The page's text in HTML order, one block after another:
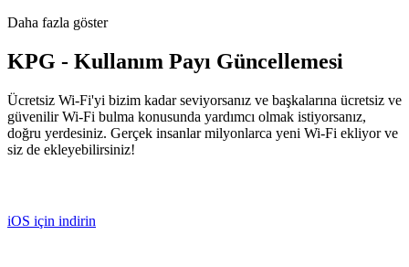
Daha fazla göster
KPG - Kullanım Payı Güncellemesi
Ücretsiz Wi-Fi'yi bizim kadar seviyorsanız ve başkalarına ücretsiz ve
güvenilir Wi-Fi bulma konusunda yardımcı olmak istiyorsanız,
doğru yerdesiniz. Gerçek insanlar milyonlarca yeni Wi-Fi ekliyor ve
siz de ekleyebilirsiniz!
iOS için indirin